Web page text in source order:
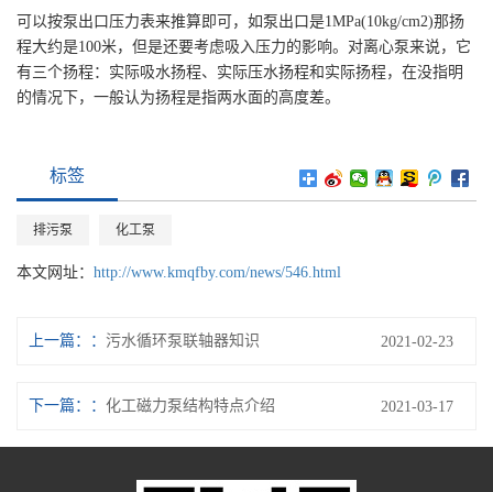
可以按泵出口压力表来推算即可，如泵出口是1MPa(10kg/cm2)那扬
程大约是100米，但是还要考虑吸入压力的影响。对离心泵来说，它
有三个扬程：实际吸水扬程、实际压水扬程和实际扬程，在没指明
的情况下，一般认为扬程是指两水面的高度差。
标签
排污泵 化工泵
本文网址： http://www.kmqfby.com/news/546.html
上一篇： 污水循环泵联轴器知识 2021-02-23
下一篇： 化工磁力泵结构特点介绍 2021-03-17